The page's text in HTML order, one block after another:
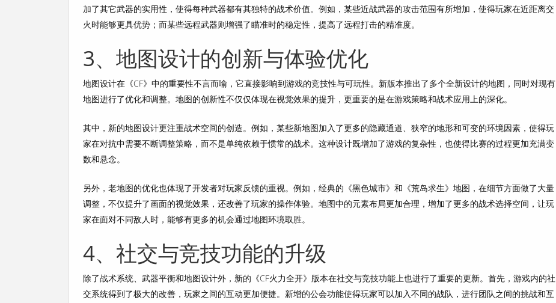
加了其它武器的实用性，使得每种武器都有其独特的战术价值。例如，某些近战武器的攻击范围有所增加，使得玩家在近距离交
火时能够更具优势；而某些远程武器则增强了瞄准时的稳定性，提高了远程打击的精准度。
3、地图设计的创新与体验优化
地图设计在《CF》中的重要性不言而喻，它直接影响到游戏的竞技性与可玩性。新版本推出了多个全新设计的地图，同时对现有
地图进行了优化和调整。地图的创新性不仅仅体现在视觉效果的提升，更重要的是在游戏策略和战术应用上的深化。
其中，新的地图设计更注重战术空间的创造。例如，某些新地图加入了更多的隐藏通道、狭窄的地形和可变的环境因素，使得玩
家在对抗中需要不断调整策略，而不是单纯依赖于惯常的战术。这种设计既增加了游戏的复杂性，也使得比赛的过程更加充满变
数和悬念。
另外，老地图的优化也体现了开发者对玩家反馈的重视。例如，经典的《黑色城市》和《荒岛求生》地图，在细节方面做了大量
调整，不仅提升了画面的视觉效果，还改善了玩家的操作体验。地图中的元素布局更加合理，增加了更多的战术选择空间，让玩
家在面对不同敌人时，能够有更多的机会通过地图环境取胜。
4、社交与竞技功能的升级
除了战术系统、武器平衡和地图设计外，新的《CF火力全开》版本在社交与竞技功能上也进行了重要的更新。首先，游戏内的社
交系统得到了极大的改善，玩家之间的互动更加便捷。新增的公会功能使得玩家可以加入不同的战队，进行团队之间的挑战和互